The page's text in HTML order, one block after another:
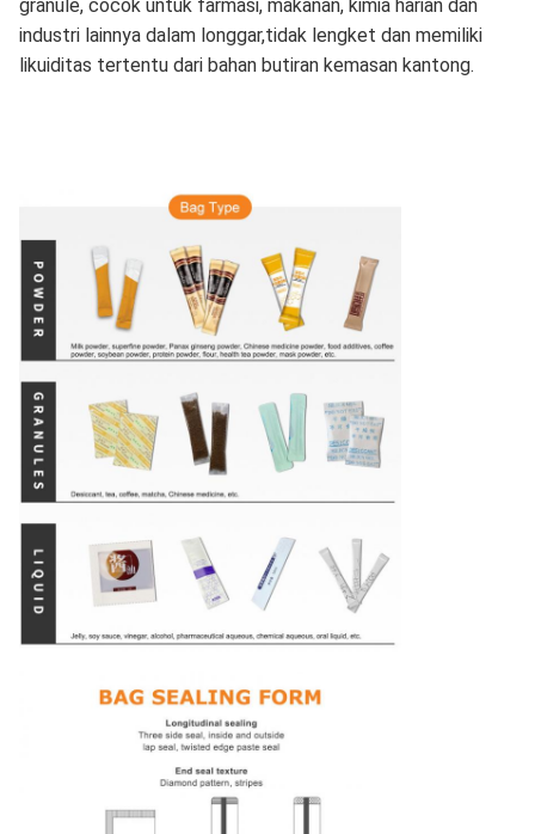
granule, cocok untuk farmasi, makanan, kimia harian dan
industri lainnya dalam longgar,tidak lengket dan memiliki
likuiditas tertentu dari bahan butiran kemasan kantong.